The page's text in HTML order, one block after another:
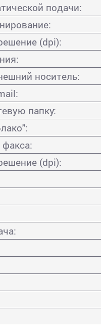
подачи:
(dpi):
носитель:
папку:
(dpi):